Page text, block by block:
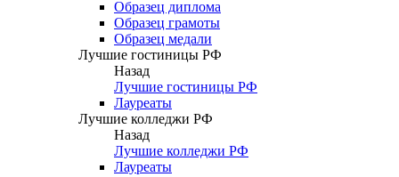
Образец диплома
Образец грамоты
Образец медали
Лучшие гостиницы РФ
Назад
Лучшие гостиницы РФ
Лауреаты
Лучшие колледжи РФ
Назад
Лучшие колледжи РФ
Лауреаты